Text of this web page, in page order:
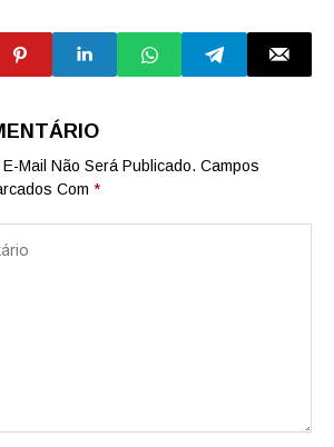
Mail Não Será Publicado. Campos
Com *